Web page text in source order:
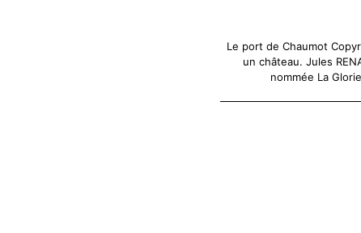
Le port de Chaumot
un château. Jules
nommée La